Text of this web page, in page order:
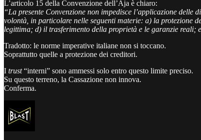
L’articolo 15 della Convenzione dell’Aja è chiaro:
“La presente Convenzione non impedisce l’applicazione
volontà, in particolare nelle seguenti materie: a) la protezione
legittima; d) il trasferimento della proprietà e le garanzie reali;
Tradotto: le norme imperative italiane non si toccano.
Soprattutto quelle a protezione dei creditori.
I trust“interni” sono ammessi solo entro questo limite preciso.
Su questo terreno, la Cassazione non innova.
Conferma.